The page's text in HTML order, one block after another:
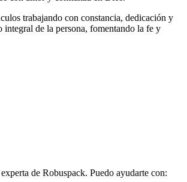
trabajando con constancia, dedicación y
integral de la persona, fomentando la fe y
de Robuspack. Puedo ayudarte con: